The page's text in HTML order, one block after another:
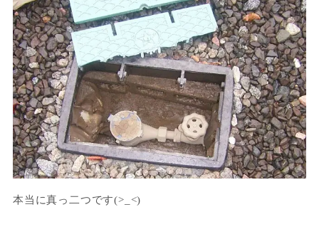
本当に真っ二つです(>_<)